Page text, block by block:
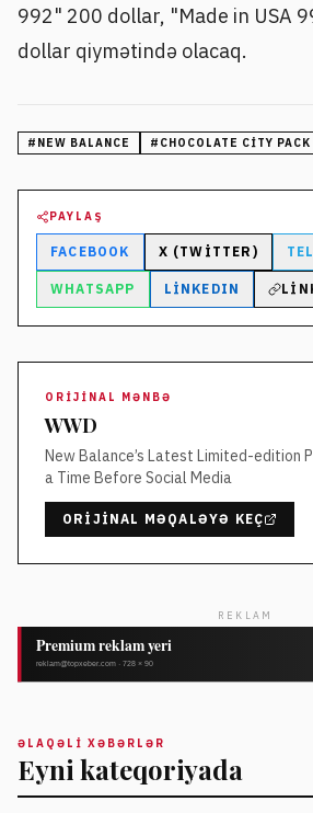
992" 200 dollar, "Made in USA
dollar qiymətində olacaq.
# NEW BALANCE # CHOCOLATE CITY PACK
PAYLAŞ
FACEBOOK X (TWITTER)
WHATSAPP LINKEDIN
ORIJINAL MƏNBƏ
WWD
New Balance’s Latest Limited-edition
a Time Before Social Media
ORIJINAL MƏQALƏYƏ KEÇ
REKLAM
ƏLAQƏLI XƏBƏRLƏR
Eyni kateqoriyada